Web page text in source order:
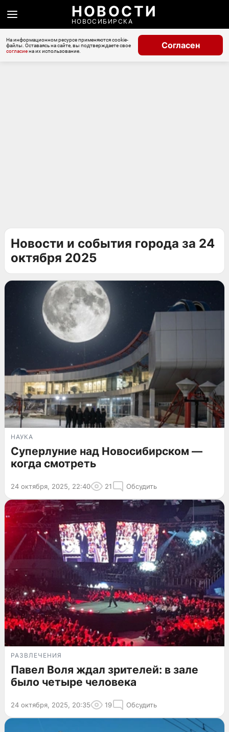
НОВОСТИ
НОВОСИБИРСКА
На информационном ресурсе применяются cookie-
файлы. Оставаясь на сайте, вы подтверждаете свое
согласиена их использование.
Согласен
Новости и события города за 24
октября 2025
НАУКА
Суперлуние над Новосибирском —
когда смотреть
24 октября, 2025, 22:40 21 Обсудить
РАЗВЛЕЧЕНИЯ
Павел Воля ждал зрителей: в зале
было четыре человека
24 октября, 2025, 20:35 19 Обсудить